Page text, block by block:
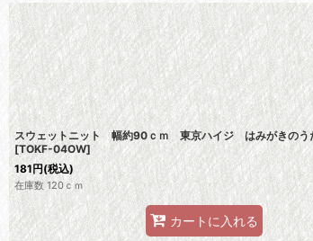
スウェットニット 幅約90ｃｍ 東京ハイジ はみがきの
[TOKF-04OW]
181円(税込)
在庫数 120ｃｍ
カートに入れる